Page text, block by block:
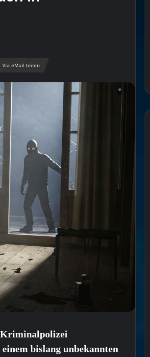
Via eMail teilen
Kriminalpolizei
einem bislang unbekannten